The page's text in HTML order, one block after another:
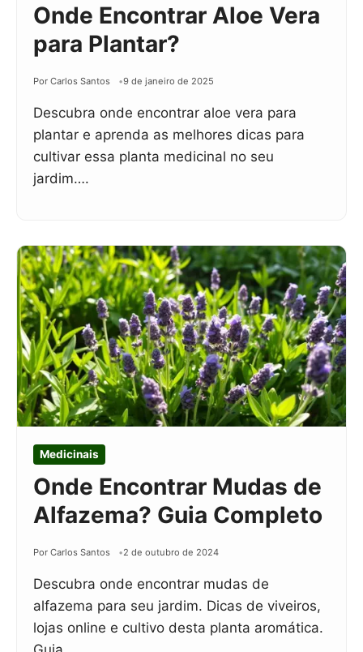
Onde Encontrar Aloe Vera
para Plantar?
Por Carlos Santos 9 de janeiro de 2025
Descubra onde encontrar aloe vera para
plantar e aprenda as melhores dicas para
cultivar essa planta medicinal no seu
jardim….
Medicinais
Onde Encontrar Mudas de
Alfazema? Guia Completo
Por Carlos Santos 2 de outubro de 2024
Descubra onde encontrar mudas de
alfazema para seu jardim. Dicas de viveiros,
lojas online e cultivo desta planta aromática.